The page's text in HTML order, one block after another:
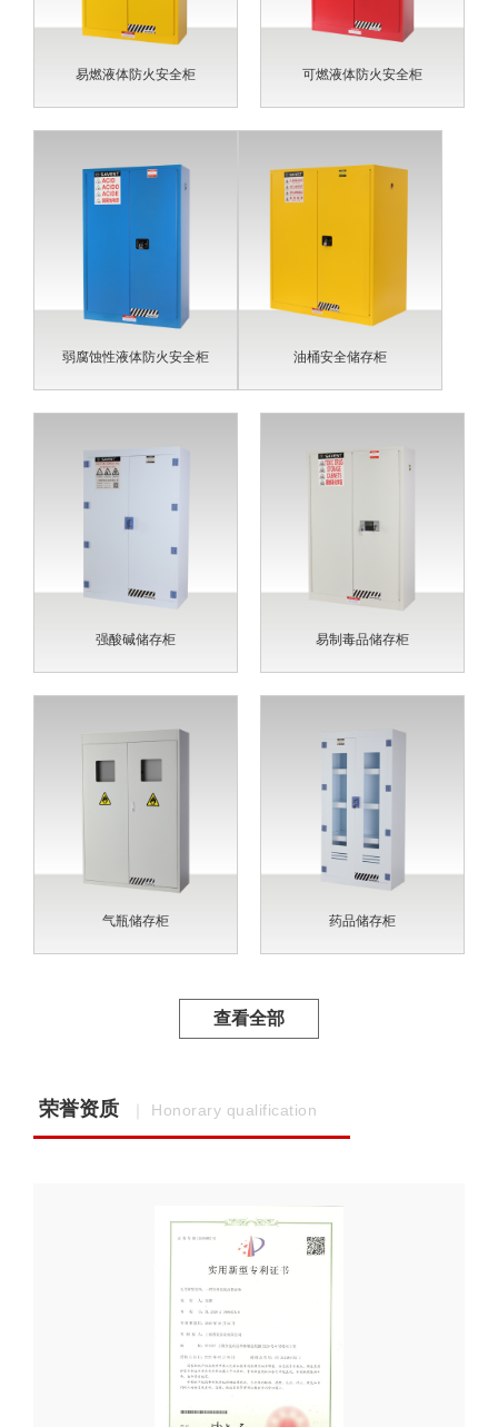
易燃液体防火安全柜 可燃液体防火安全柜
弱腐蚀性液体防火安全柜 油桶安全储存柜
强酸碱储存柜 易制毒品储存柜
气瓶储存柜 药品储存柜
查看全部
荣誉资质 ｜ Honorary qualification